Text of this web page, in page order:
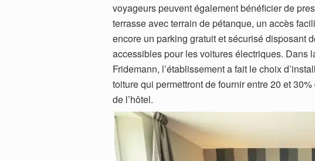
voyageurs peuvent également bénéficier de
terrasse avec terrain de pétanque, un accès
encore un parking gratuit et sécurisé disposant
accessibles pour les voitures électriques. Dans
Fridemann, l’établissement a fait le choix
toiture qui permettront de fournir entre 20 et
de l’hôtel.